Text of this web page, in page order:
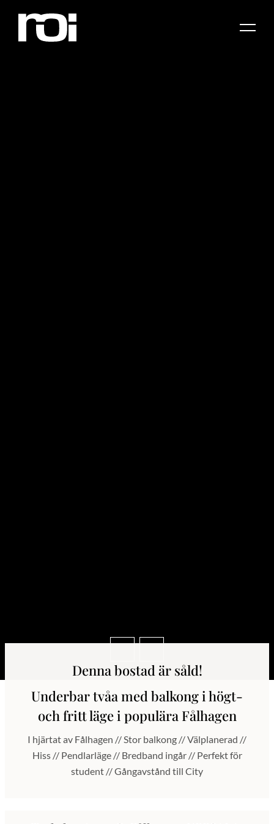
Denna bostad är såld!
Underbar tvåa med balkong i högt-
och fritt läge i populära Fålhagen
I hjärtat av Fålhagen // Stor balkong // Välplanerad //
Hiss // Pendlarläge // Bredband ingår // Perfekt för
student // Gångavstånd till City